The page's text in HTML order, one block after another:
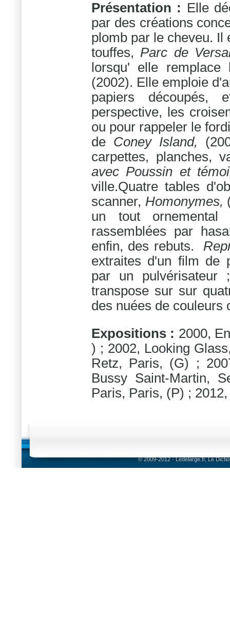
Présentation : Elle
par des créations
plomb par le cheveu. Il
touffes, Parc de
lorsqu' elle
(2002). Elle emploie
papiers
perspective, les
ou pour rappeler le
de Coney Island,
carpettes, planches,
avec Poussin et
ville.Quatre tables
scanner, Homonymes,
un tout ornemental
rassemblées par
enfin, des rebuts.
extraites d'un film de
par un
transpose sur sur
des nuées de couleurs
Expositions : 2000,
) ; 2002, Looking
Retz, Paris, (G) ;
Bussy Saint-Martin,
Paris, Paris, (P) ;
© 2009-2012 - Ledelarge.fr, Le